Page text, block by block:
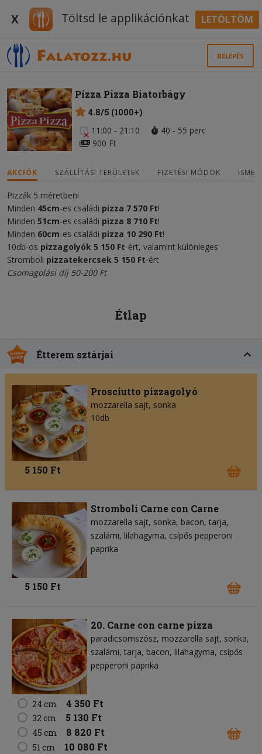
X Töltsd le applikációnkat LETÖLTÖM
BELÉPÉS
Pizza Pizza Biatorbágy
4.8/5 (1000+)
11:00 - 21:10
40 - 55 perc
900 Ft
AKCIÓK SZÁLLÍTÁSI TERÜLETEK FIZETÉSI MÓDOK
Pizzák 5 méretben!
Minden 45cm-es családi pizza 7 570 Ft!
Minden 51cm-es családi pizza 8 710 Ft!
Minden 60cm-es családi pizza 10 290 Ft!
10db-os pizzagolyók 5 150 Ft-ért, valamint különleges
Stromboli pizzatekercsek 5 150 Ft-ért
Csomagolási díj 50-200 Ft
Étlap
Étterem sztárjai
Prosciutto pizzagolyó
mozzarella sajt sonka
10db
5 150 Ft
Stromboli Carne con Carne
mozzarella sajt sonka bacon tarja
szalámi lilahagyma csípős pepperoni
paprika
5 150 Ft
20. Carne con carne pizza
paradicsomszósz mozzarella sajt sonka
szalámi tarja bacon lilahagyma csípős
pepperoni paprika
24 cm 4 350 Ft
32 cm 5 130 Ft
45 cm 8 820 Ft
51 cm 10 080 Ft